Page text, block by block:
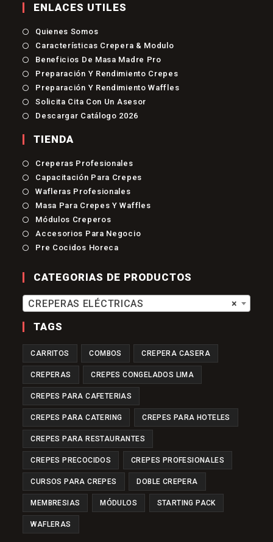
ENLACES UTILES
Quienes Somos
Características Crepera & Modulo
Beneficios De Masa Madre Pro
Preparación Y Rendimiento Crepes
Preparación Y Rendimiento Waffles
Solicita Cita Con Un Asesor
Descargar Catálogo 2026
TIENDA
Creperas ProfesionalesSe
En
Nueva
Pestaña
Capacitación Para CrepesSe
Una
Wafleras ProfesionalesSe
En
Pestaña
Masa Para Crepes Y WafflesSe
Módulos CreperosSe
En
Una
Accesorios Para NegocioSe
Pestaña
Pre Cocidos HorecaSe
Una
Pestaña
CATEGORIAS DE PRODUCTOS
×
CREPERAS ELÉCTRICAS
TAGS
CARRITOS COMBOS CREPERA CASERA
CREPERAS CREPES CONGELADOS LIMA
CREPES PARA CAFETERIAS
CREPES PARA CATERING CREPES PARA HOTELES
CREPES PARA RESTAURANTES
CREPES PRECOCIDOS CREPES PROFESIONALES
CURSOS PARA CREPES DOBLE CREPERA
MEMBRESIAS MÓDULOS STARTING PACK
WAFLERAS